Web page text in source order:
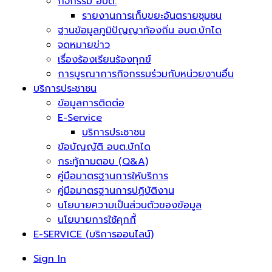
รายงานการเก็บขยะอันตรายชุมชน
ฐานข้อมูลภูมิปัญญาท้องถิ่น อบต.บักได
จดหมายข่าว
เรื่องร้องเรียนร้องทุกข์
การบูรณาการกิจกรรมร่วมกับหน่วยงานอื่น
บริการประชาชน
ข้อมูลการติดต่อ
E-Service
บริการประชาชน
ข้อบัญญัติ อบต.บักได
กระทู้ถามตอบ (Q&A)
คู่มือมาตรฐานการให้บริการ
คู่มือมาตรฐานการปฏิบัติงาน
นโยบายความเป็นส่วนตัวของข้อมูล
นโยบายการใช้คุกกี้
E-SERVICE (บริการออนไลน์)
Sign In